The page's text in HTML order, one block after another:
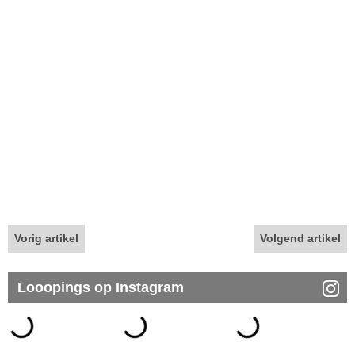
Vorig artikel Volgend artikel
Looopings op Instagram